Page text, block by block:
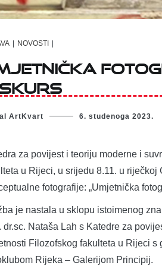
NOVOSTI
ArtKvart 6. studenoga 2023.
za povijest i teoriju moderne i
u Rijeci, u srijedu 8.11. u
fotografije: „Umjetnička
je nastala u sklopu istoimenog
dr.sc. Nataša Lah s Katedre za
Filozofskog fakulteta u Rijeci
Rijeka – Galerijom Principij.